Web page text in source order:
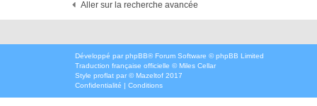
Aller sur la recherche avancée
Développé par phpBB® Forum Software © phpBB Limited
Traduction française officielle ©Miles Cellar
Style proflat par ©Mazeltof 2017
Confidentialité | Conditions